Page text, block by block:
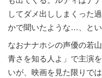
してダメ出ししまくった
かで聞いたような…、とい
なおナナホシの声優の若
青さを知る人よ」で主演
いが、映画を見た限りで